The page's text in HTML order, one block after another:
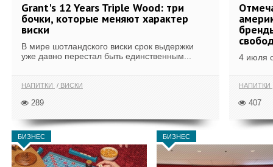
Grant's 12 Years Triple Wood: три
бочки, которые меняют характер
виски
В мире шотландского виски срок выдержки
уже давно перестал быть единственным...
НАПИТКИ ВИСКИ
289
4 июля
НАПИТКИ
407
БИЗНЕС БИЗНЕС